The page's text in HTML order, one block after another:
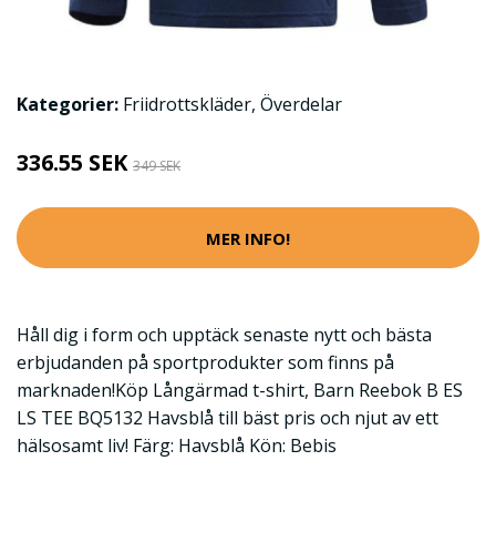
Kategorier: Friidrottskläder, Överdelar
336.55 SEK 349 SEK
MER INFO!
Håll dig i form och upptäck senaste nytt och bästa
erbjudanden på sportprodukter som finns på
marknaden!Köp Långärmad t-shirt, Barn Reebok B ES
LS TEE BQ5132 Havsblå till bäst pris och njut av ett
hälsosamt liv! Färg: Havsblå Kön: Bebis